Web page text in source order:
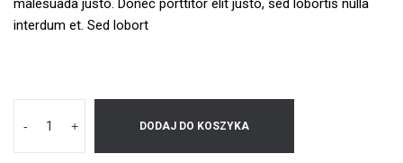
interdum et. Sed lobort
- + DODAJ DO KOSZYKA